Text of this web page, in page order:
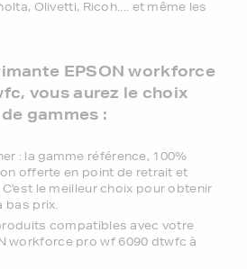
Olivetti, Ricoh.... et même les
EPSON workforce
vous aurez le choix
gammes :
: la gamme référence, 100%
offerte en point de retrait et
le meilleur choix pour obtenir
bas prix.
compatibles avec votre
workforce pro wf 6090 dtwfc à